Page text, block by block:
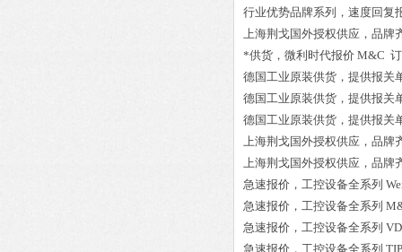
行业优势品牌系列，速度回复
上海荆戈国外授权供应，品牌
*供货，微利时代报价 M&C 订
德国工业原装供货，提供报关
德国工业原装供货，提供报关
德国工业原装供货，提供报关
上海荆戈国外授权供应，品牌
上海荆戈国外授权供应，品牌
急速报价，工控设备全系列
急速报价，工控设备全系列
急速报价，工控设备全系列
急速报价，工控设备全系列